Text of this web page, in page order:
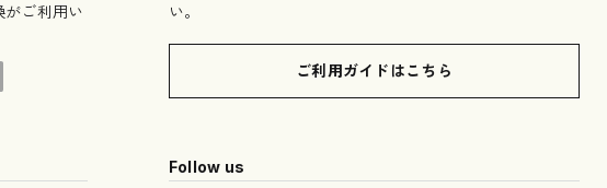
ご利用い
い。
ご利用ガイドはこちら
Follow us